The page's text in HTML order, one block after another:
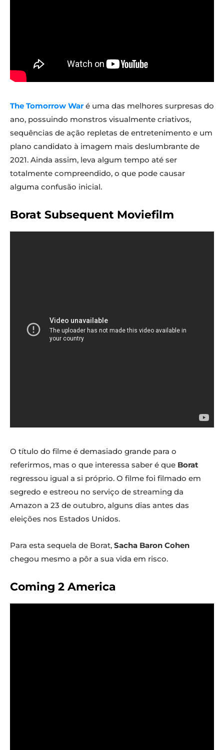
The Tomorrow Waré uma das melhores surpresas do
ano, possuindo monstros visualmente criativos,
sequências de ação repletas de entretenimento e um
plano candidato à imagem mais deslumbrante de
2021. Ainda assim, leva algum tempo até ser
totalmente compreendido, o que pode causar
alguma confusão inicial.
Borat Subsequent Moviefilm
O título do filme é demasiado grande para o
referirmos, mas o que interessa saber é que Borat
regressou igual a si próprio. O filme foi filmado em
segredo e estreou no serviço de streaming da
Amazon a 23 de outubro, alguns dias antes das
eleições nos Estados Unidos.
Para esta sequela de Borat, Sacha Baron Cohen
chegou mesmo a pôr a sua vida em risco.
Coming 2 America